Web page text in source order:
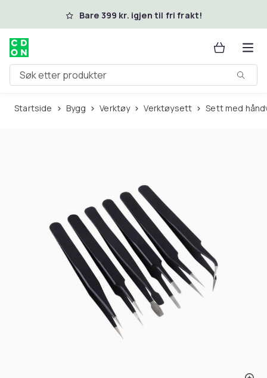
Hopp til hovedinnholdBare 399 kr. igjen til fri frakt!
Søk etter produkter
Startside Bygg Verktøy Verktøysett Sett med